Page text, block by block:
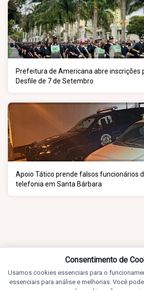
Prefeitura de Americana abre inscrições
Desfile de 7 de Setembro
Apoio Tático prende falsos funcionários
telefonia em Santa Bárbara
Consentimento de
Usamos cookies essenciais para o
essenciais para análise e melhorias. Você